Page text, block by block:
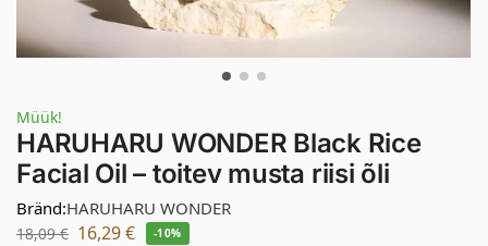
Müük!
HARUHARU WONDER Black Rice
Facial Oil – toitev musta riisi õli
Bränd:HARUHARU WONDER
18,09€ 16,29€ -10%